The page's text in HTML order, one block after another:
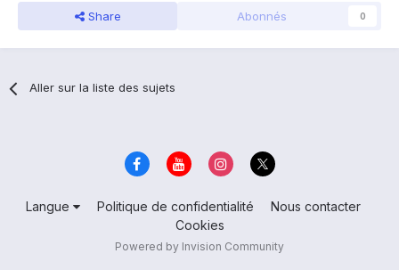
Share Abonnés 0
Aller sur la liste des sujets
Langue Politique de confidentialité
Nous contacter
Cookies
Powered by Invision Community